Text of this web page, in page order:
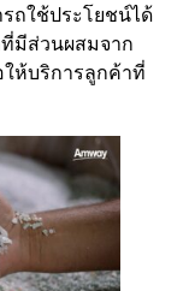
ถใช้ประโยชน์ได้
ที่มีส่วนผสมจาก
ห้บริการลูกค้าที่